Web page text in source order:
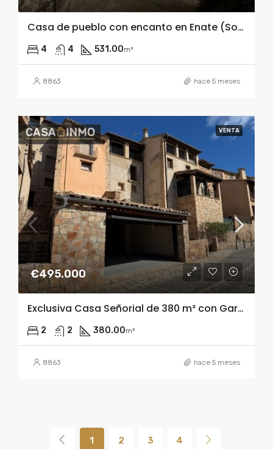
Casa de pueblo con encanto en Enate (Somontano) – ideal segunda residencia o casa rural
4 4 531.00m²
8863 hace 5 meses
VENTA
€495.000
Exclusiva Casa Señorial de 380 m² con Garaje Triple y Terrazas Panorámicas en Alquézar
2 2 380.00m²
8863 hace 5 meses
1 2 3 4